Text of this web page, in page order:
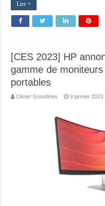
Lire +
[CES 2023] HP
gamme de moniteurs
portables
Olivier Grondines 9 janvier 2023